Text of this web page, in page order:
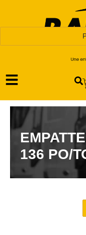
136 PO/